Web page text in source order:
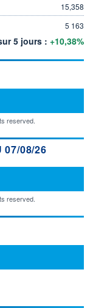
15,358
5 163
5 jours : +10,38%
reserved.
07/08/26
reserved.